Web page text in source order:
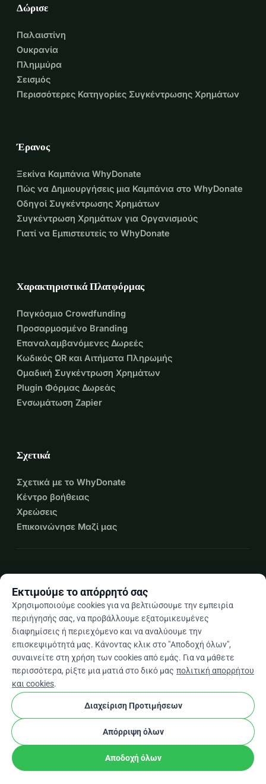
Δώρισε
Παλαιστίνη
Ουκρανία
Πλημμύρα
Σεισμός
Περισσότερες Κατηγορίες Συγκέντρωσης Χρημάτων
Έρανος
Ξεκίνα Καμπάνια WhyDonate
Πώς να Δημιουργήσεις μια Καμπάνια στο WhyDonate
Οδηγοί Συγκέντρωσης Χρημάτων
Συγκέντρωση Χρημάτων για Οργανισμούς
Γιατί να Εμπιστευτείς το WhyDonate
Χαρακτηριστικά Πλατφόρμας
Παγκόσμιο Crowdfunding
Προσαρμοσμένο Branding
Επαναλαμβανόμενες Δωρεές
Κωδικός QR και Αιτήματα Πληρωμής
Ομαδική Συγκέντρωση Χρημάτων
Plugin Φόρμας Δωρεάς
Ενσωμάτωση Zapier
Σχετικά
Σχετικά με το WhyDonate
Κέντρο βοήθειας
Χρεώσεις
Επικοινώνησε Μαζί μας
Elarrow_drop_down
★★★★★4,9 / 5 βάσει 500+ κριτικών
© 2012–2026
Όροι και προϋποθέσειςcookieΡυθμίσεις Cookies
Κατασκευασμένο στην Ευρώπη
Επαληθευμένος Συνεργάτης
Εκτιμούμε το απόρρητό σας
Χρησιμοποιούμε cookies για να βελτιώσουμε την εμπειρία
περιήγησής σας, να προβάλλουμε εξατομικευμένες
διαφημίσεις ή περιεχόμενο και να αναλύουμε την
επισκεψιμότητά μας. Κάνοντας κλικ στο "Αποδοχή όλων",
συναινείτε στη χρήση των cookies από εμάς. Για να μάθετε
περισσότερα, ρίξτε μια ματιά στο δικό μας πολιτική απορρήτου
και cookies.
Διαχείριση Προτιμήσεων
Απόρριψη όλων
Αποδοχή όλων